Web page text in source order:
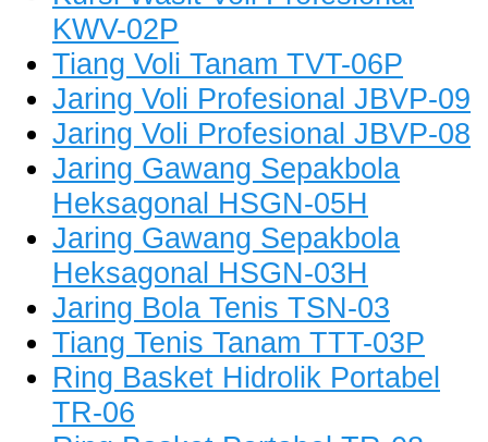
KWV-02P
Tiang Voli Tanam TVT-06P
Jaring Voli Profesional JBVP-09
Jaring Voli Profesional JBVP-08
Jaring Gawang Sepakbola
Heksagonal HSGN-05H
Jaring Gawang Sepakbola
Heksagonal HSGN-03H
Jaring Bola Tenis TSN-03
Tiang Tenis Tanam TTT-03P
Ring Basket Hidrolik Portabel
TR-06